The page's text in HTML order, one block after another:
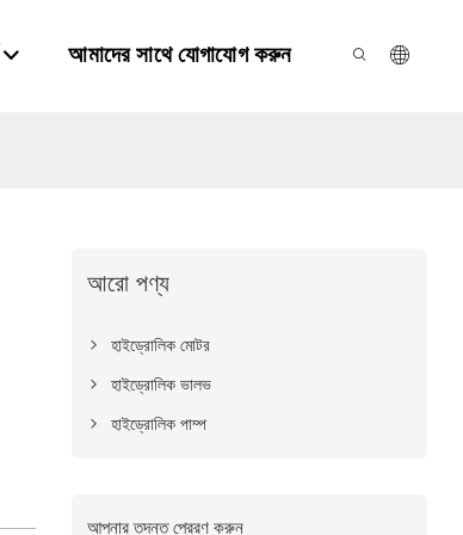
আমাদের সাথে যোগাযোগ করুন
আরো পণ্য
হাইড্রোলিক মোটর
হাইড্রোলিক ভালভ
হাইড্রোলিক পাম্প
আপনার তদন্ত প্রেরণ করুন